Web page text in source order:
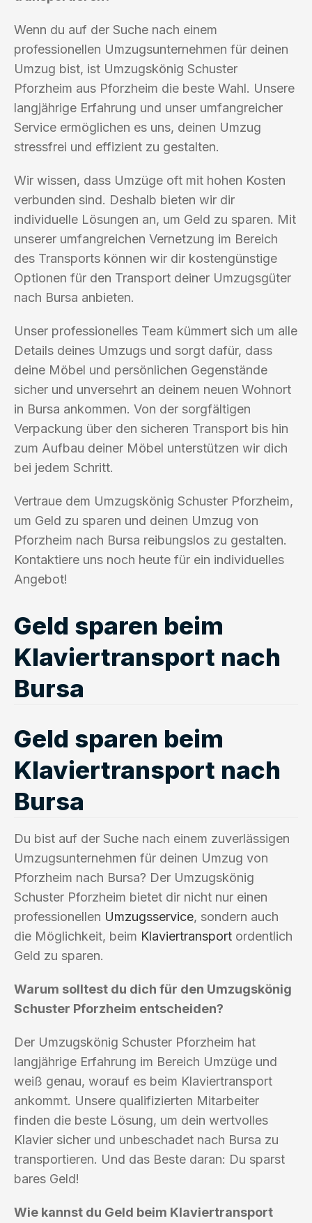
Wenn du auf der Suche nach einem
professionellen Umzugsunternehmen für deinen
Umzug bist, ist Umzugskönig Schuster
Pforzheim aus Pforzheim die beste Wahl. Unsere
langjährige Erfahrung und unser umfangreicher
Service ermöglichen es uns, deinen Umzug
stressfrei und effizient zu gestalten.
Wir wissen, dass Umzüge oft mit hohen Kosten
verbunden sind. Deshalb bieten wir dir
individuelle Lösungen an, um Geld zu sparen. Mit
unserer umfangreichen Vernetzung im Bereich
des Transports können wir dir kostengünstige
Optionen für den Transport deiner Umzugsgüter
nach Bursa anbieten.
Unser professionelles Team kümmert sich um alle
Details deines Umzugs und sorgt dafür, dass
deine Möbel und persönlichen Gegenstände
sicher und unversehrt an deinem neuen Wohnort
in Bursa ankommen. Von der sorgfältigen
Verpackung über den sicheren Transport bis hin
zum Aufbau deiner Möbel unterstützen wir dich
bei jedem Schritt.
Vertraue dem Umzugskönig Schuster Pforzheim,
um Geld zu sparen und deinen Umzug von
Pforzheim nach Bursa reibungslos zu gestalten.
Kontaktiere uns noch heute für ein individuelles
Angebot!
Geld sparen beim
Klaviertransport nach
Bursa
Geld sparen beim
Klaviertransport nach
Bursa
Du bist auf der Suche nach einem zuverlässigen
Umzugsunternehmen für deinen Umzug von
Pforzheim nach Bursa? Der Umzugskönig
Schuster Pforzheim bietet dir nicht nur einen
professionellen Umzugsservice, sondern auch
die Möglichkeit, beim Klaviertransport ordentlich
Geld zu sparen.
Warum solltest du dich für den Umzugskönig
Schuster Pforzheim entscheiden?
Der Umzugskönig Schuster Pforzheim hat
langjährige Erfahrung im Bereich Umzüge und
weiß genau, worauf es beim Klaviertransport
ankommt. Unsere qualifizierten Mitarbeiter
finden die beste Lösung, um dein wertvolles
Klavier sicher und unbeschadet nach Bursa zu
transportieren. Und das Beste daran: Du sparst
bares Geld!
Wie kannst du Geld beim Klaviertransport